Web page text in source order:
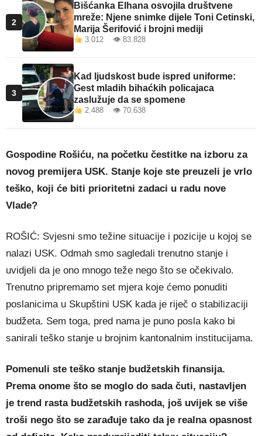
2
Bišćanka Elhana osvojila društvene
mreže: Njene snimke dijele Toni Cetinski,
Marija Šerifović i brojni mediji
3.012 👁 83.828
3
Kad ljudskost bude ispred uniforme:
Gest mladih bihaćkih policajaca
zaslužuje da se spomene
2.488 👁 70.638
Gospodine Rošiću, na početku čestitke na izboru za
novog premijera USK. Stanje koje ste preuzeli je vrlo
teško, koji će biti prioritetni zadaci u radu nove
Vlade?
ROŠIĆ: Svjesni smo težine situacije i pozicije u kojoj se
nalazi USK. Odmah smo sagledali trenutno stanje i
uvidjeli da je ono mnogo teže nego što se očekivalo.
Trenutno pripremamo set mjera koje ćemo ponuditi
poslanicima u Skupštini USK kada je riječ o stabilizaciji
budžeta. Sem toga, pred nama je puno posla kako bi
sanirali teško stanje u brojnim kantonalnim institucijama.
Pomenuli ste teško stanje budžetskih finansija.
Prema onome što se moglo do sada čuti, nastavljen
je trend rasta budžetskih rashoda, još uvijek se više
troši nego što se zarađuje tako da je realna opasnost